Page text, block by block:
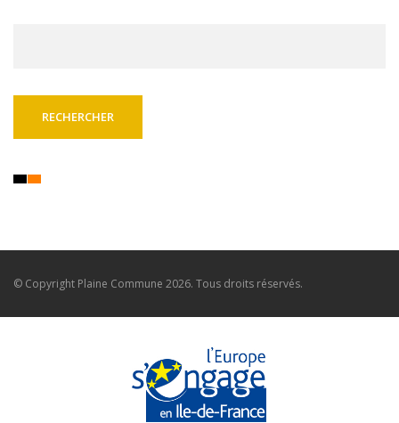
© Copyright Plaine Commune 2026. Tous droits réservés.